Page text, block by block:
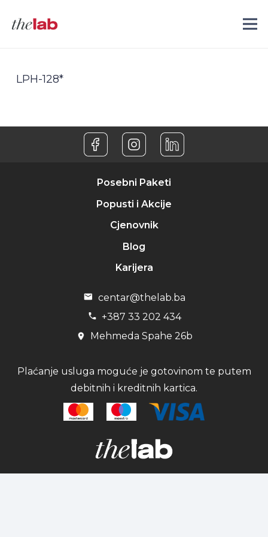
LPH-128*
Posebni Paketi
Popusti i Akcije
Cjenovnik
Blog
Karijera
centar@thelab.ba
+387 33 202 434
Mehmeda Spahe 26b
Plaćanje usluga moguće je gotovinom te putem
debitnih i kreditnih kartica.